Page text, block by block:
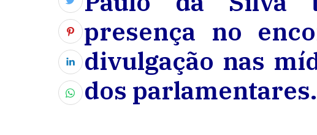
presença no
divulgação nas
dos parlamentares.